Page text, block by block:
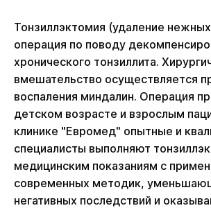
Тонзиллэктомия (удаление
операция по поводу
хронического тонзиллита.
вмешательство осуществляется
воспаления миндалин. Операция
детском возрасте и взрослым
клинике "Евромед" опытные и
специалисты выполняют
медицинским показаниям с
современных методик,
негативных последствий и